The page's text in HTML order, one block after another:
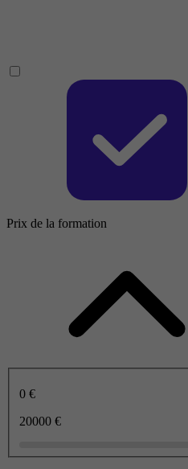
Prix de la formation
0 €
20000 €